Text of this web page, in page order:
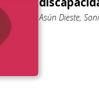
Asún Dieste,